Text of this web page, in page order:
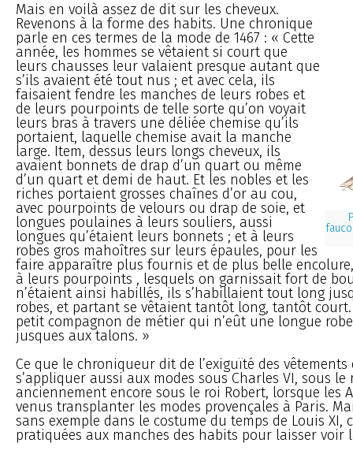
Mais en voilà assez de dit sur les cheveux.
Revenons à la forme des habits. Une chronique
parle en ces termes de la mode de 1467 : « Cette
année, les hommes se vêtaient si court que
leurs chausses leur valaient presque autant que
s’ils avaient été tout nus ; et avec cela, ils
faisaient fendre les manches de leurs robes et
de leurs pourpoints de telle sorte qu’on voyait
leurs bras à travers une déliée chemise qu’ils
portaient, laquelle chemise avait la manche
large. Item, dessus leurs longs cheveux, ils
avaient bonnets de drap d’un quart ou même
d’un quart et demi de haut. Et les nobles et les
riches portaient grosses chaînes d’or au cou,
avec pourpoints de velours ou drap de soie, et
longues poulaines à leurs souliers, aussi
longues qu’étaient leurs bonnets ; et à leurs
robes gros mahoîtres sur leurs épaules, pour les
faire apparaître plus fournis et de plus belle
à leurs pourpoints , lesquels on garnissait fort de
n’étaient ainsi habillés, ils s’habillaient tout long
robes, et partant se vêtaient tantôt long, tantôt court.
petit compagnon de métier qui n’eût une longue
jusques aux talons. »
Ce que le chroniqueur dit de l’exiguïté des vêtements
s’appliquer aussi aux modes sous Charles VI, sous le
anciennement encore sous le roi Robert, lorsque les
venus transplanter les modes provençales à Paris.
sans exemple dans le costume du temps de Louis XI,
pratiquées aux manches des habits pour laisser voir